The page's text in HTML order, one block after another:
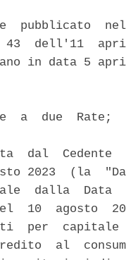
pubblicato
43  dell'11
in data 5
a  due  Rate;
dal  Cedente
2023  (la
dalla  Data
10  agosto
per  capitale
al